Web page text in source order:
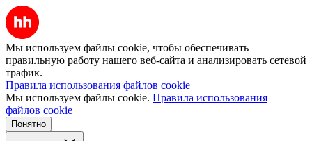
Мы используем файлы cookie, чтобы обеспечивать
правильную работу нашего веб-сайта и анализировать сетевой
трафик.
Правила использования файлов cookie
Мы используем файлы cookie. Правила использования
файлов cookie
Понятно